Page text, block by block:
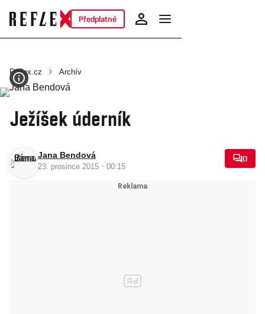
Předplatné
Reflex.cz Archív
Ježíšek úderník
Jana Bendová
23. prosince 2015 · 00:15
0